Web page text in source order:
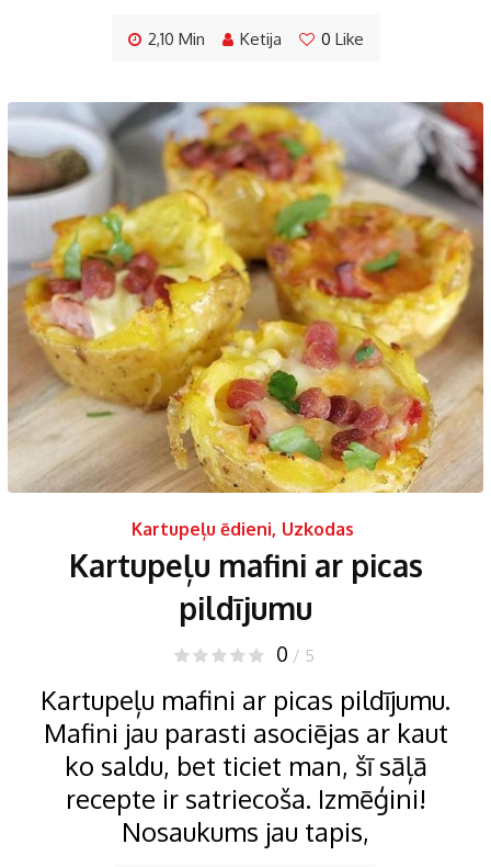
2,10 Min Ketija 0 Like
Kartupeļu ēdieni, Uzkodas
Kartupeļu mafini ar picas
pildījumu
0 / 5
Kartupeļu mafini ar picas pildījumu.
Mafini jau parasti asociējas ar kaut
ko saldu, bet ticiet man, šī sāļā
recepte ir satriecoša. Izmēģini!
Nosaukums jau tapis,